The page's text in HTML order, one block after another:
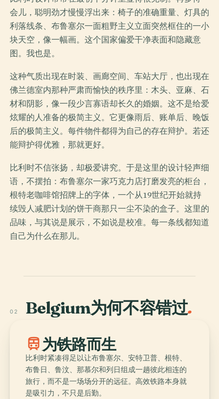
会儿，聪明劲才慢慢浮出来：椅子的准确重量、灯具的
利落线条、布鲁塞尔一面粗野主义立面突然框住的一小
块天空，像一幅画。这个国家偏爱干净表面和隐藏意
图。我也是。
这种气质出现在时装、画廊空间、车站大厅，也出现在
佛兰德室内那种严肃而愉快的秩序里：木头、亚麻、石
材和阴影，像一段少言寡语却长久的婚姻。这不是给爱
炫耀的人准备的极简主义。它更像雨后、账单后、晚饭
后的极简主义。每件物件都得为自己的存在辩护。若还
能辩护得优雅，那就更好。
比利时不信张扬，却极爱讲究。于是这里的设计轻声细
语，不摆拍：布鲁塞尔一家巧克力店打磨发亮的柜台，
根特老咖啡馆招牌上的字体，一个从19世纪开始就持
续毁人减肥计划的饼干商那只一尘不染的盒子。这里的
品味，与其说是展示，不如说是校准。每一条线都知道
自己为什么在那儿。
02 Belgium为何不容错过.
train为铁路而生
比利时紧凑得足以让布鲁塞尔、安特卫普、根特、
布鲁日、鲁汶、那慕尔和列日组成一趟彼此相连的
旅行，而不是一场场分开的远征。高效铁路本身就
是吸引力，不只是后勤。